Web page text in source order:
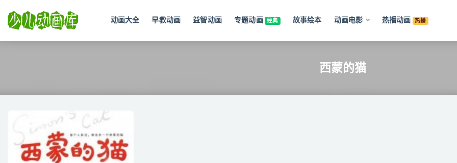
动画大全 早教动画 益智动画 专题动画 经典 故事绘本 动画电影 热播动画 热播
西蒙的猫